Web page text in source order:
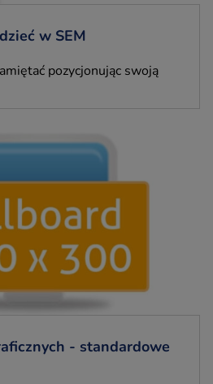
w SEM
pozycjonując swoją
- standardowe